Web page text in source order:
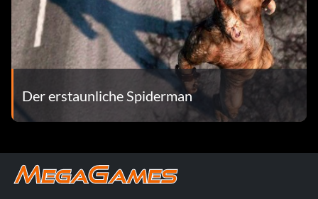
Der erstaunliche Spiderman